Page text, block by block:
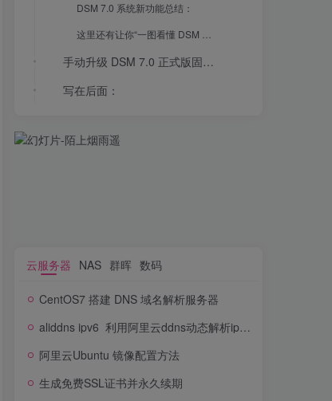
DSM 7.0 系统新功能总结：
手动升级 DSM 7.0 正式版固件方法：
写在后面：
云服务器 NAS 群晖 数码
CentOS7 搭建 DNS 域名解析服务器
aliddns ipv6_利用阿里云ddns动态解析ipv6地址
阿里云Ubuntu 镜像配置方法
生成免费SSL证书并永久续期